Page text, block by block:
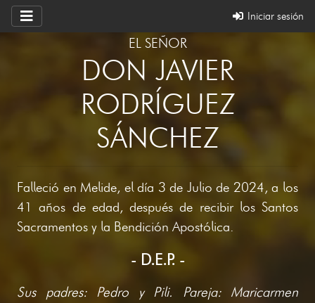
Iniciar sesión
EL SEÑOR
DON JAVIER
RODRÍGUEZ
SÁNCHEZ
Falleció en Melide, el día 3 de Julio de 2024, a los
41 años de edad, después de recibir los Santos
Sacramentos y la Bendición Apostólica.
- D.E.P. -
Sus padres: Pedro y Pili. Pareja: Maricarmen